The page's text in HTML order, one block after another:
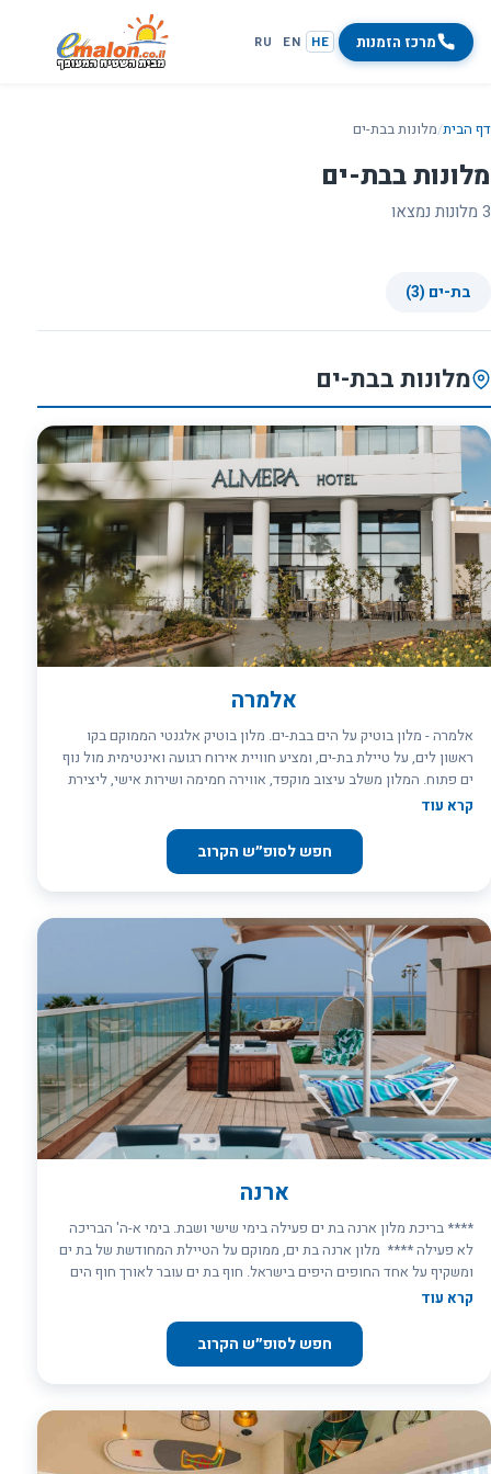
מרכז הזמנות HE
EN
RU
דף הבית/מלונות בבת-ים
מלונות בבת-ים
3 מלונות נמצאו
בת-ים (3)
מלונות בבת-ים
אלמרה
אלמרה - מלון בוטיק על הים בבת-ים. מלון בוטיק אלגנטי הממוקם בקו
ראשון לים, על טיילת בת-ים, ומציע חוויית אירוח רגועה ואינטימית מול נוף
ים פתוח. המלון משלב עיצוב מוקפד, אווירה חמימה ושירות אישי, ליצירת
תחושה של בית מול המים. החדרים מעוצבים בקווים נקיים ונעימים, חלקם
המלון נמצא במרחק הליכה ממרכז העיר ובקרבה לתחנת הרכבת הקלה, עם
גישה נוחה לתל אביב ולאטרקציות מקומיות.
קרא עוד
חפש לסופ״ש הקרוב
ארנה
**** בריכת מלון ארנה בת ים פעילה בימי שישי ושבת. בימי א-ה' הבריכה
לא פעילה **** מלון ארנה בת ים, ממוקם על הטיילת המחודשת של בת ים
ומשקיף על אחד החופים היפים בישראל. חוף בת ים עובר לאורך חוף הים
אירוח: חדרים זוגיים. סוויטות ג’וניור, חלקן פונות לים וחלקן לעיר. סוויטות
במלון חדר אוכל הממוקם בקומה השביעית ומגיש ארוחת בוקר ישראלית
מגוונת ועשירה. במלון תהנו מאולמות אירועים לכל מטרה. במתחם המלון
ישנה מספרה, מאפייה כשרה, מינימרקט, בית כנסת וכספומט. אורחי מלון
קרא עוד
חפש לסופ״ש הקרוב